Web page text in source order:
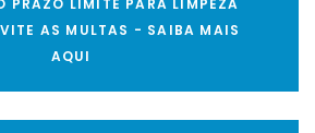
PRAZO LIMITE PARA LIMPEZA
AS MULTAS - SAIBA MAIS
AQUI